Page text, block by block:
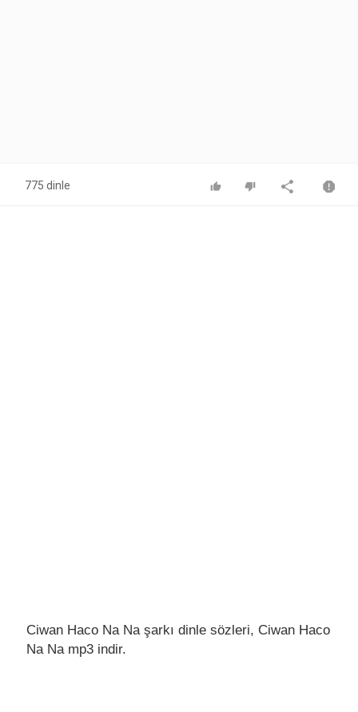
775 dinle
Ciwan Haco Na Na şarkı dinle sözleri, Ciwan Haco
Na Na mp3 indir.